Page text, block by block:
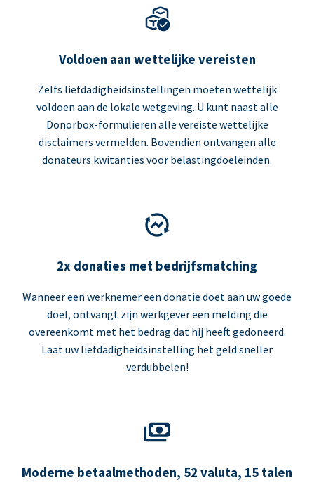
Voldoen aan wettelijke vereisten
Zelfs liefdadigheidsinstellingen moeten wettelijk
voldoen aan de lokale wetgeving. U kunt naast alle
Donorbox-formulieren alle vereiste wettelijke
disclaimers vermelden. Bovendien ontvangen alle
donateurs kwitanties voor belastingdoeleinden.
2x donaties met bedrijfsmatching
Wanneer een werknemer een donatie doet aan uw goede
doel, ontvangt zijn werkgever een melding die
overeenkomt met het bedrag dat hij heeft gedoneerd.
Laat uw liefdadigheidsinstelling het geld sneller
verdubbelen!
Moderne betaalmethoden, 52 valuta, 15 talen